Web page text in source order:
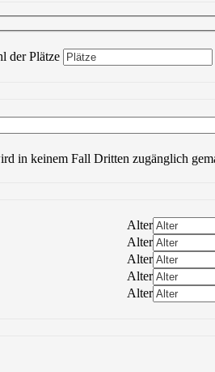
der Plätze
leer.
in keinem Fall Dritten zugänglich
Alter
Alter
Alter
Alter
Alter